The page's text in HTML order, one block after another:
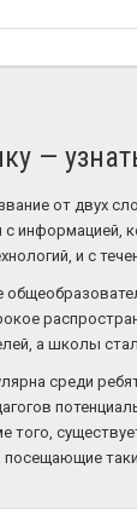
—
от двух
информацией,
и с
а школы
среди
того,